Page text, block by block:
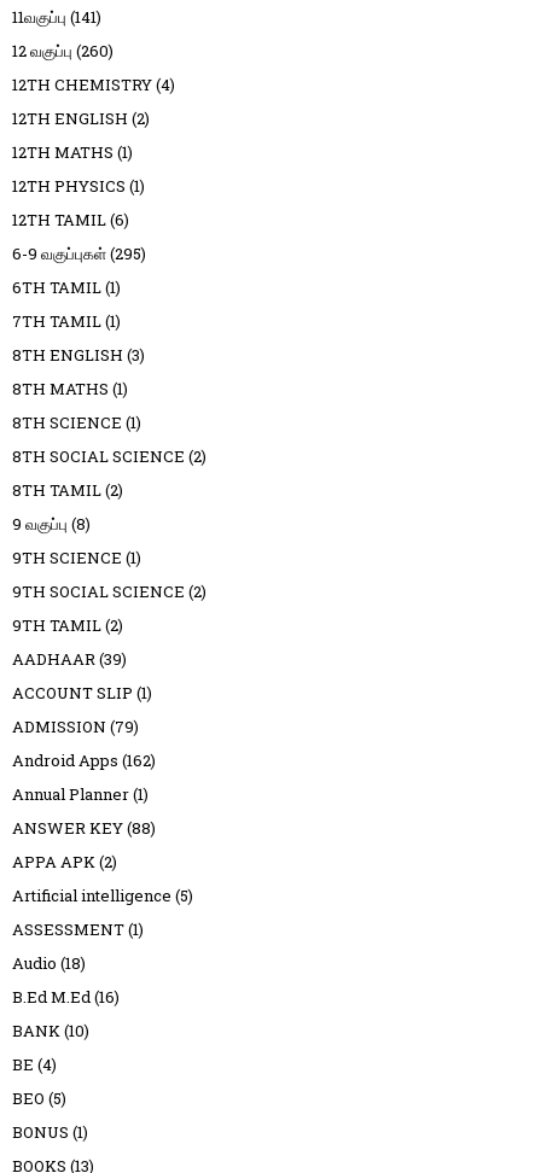
11வகுப்பு (141)
12 வகுப்பு (260)
12TH CHEMISTRY(4)
12TH ENGLISH (2)
12TH MATHS (1)
12TH PHYSICS (1)
12TH TAMIL(6)
6-9 வகுப்புகள்(295)
6TH TAMIL(1)
7TH TAMIL(1)
8TH ENGLISH (3)
8TH MATHS (1)
8TH SCIENCE (1)
8TH SOCIAL SCIENCE (2)
8TH TAMIL(2)
9 வகுப்பு (8)
9TH SCIENCE (1)
9TH SOCIAL SCIENCE (2)
9TH TAMIL(2)
AADHAAR(39)
ACCOUNT SLIP (1)
ADMISSION (79)
Android Apps (162)
Annual Planner(1)
ANSWER KEY(88)
APPA APK(2)
Artificial intelligence (5)
ASSESSMENT(1)
Audio (18)
B.Ed M.Ed(16)
BANK(10)
BE (4)
BEO (5)
BONUS (1)
BOOKS (13)